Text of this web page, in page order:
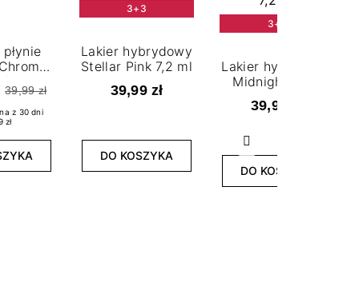
Następny
płynie
/
Powder 6,5
01
39,99 zł
z 30 dni
zł
3+3
Lakier hybrydowy
Stellar Pink 7,2 ml
39,99 zł
DO KOSZYKA
3+3
Lakier hybrydowy
Midnight Love
39,99 zł
DO KOSZYKA